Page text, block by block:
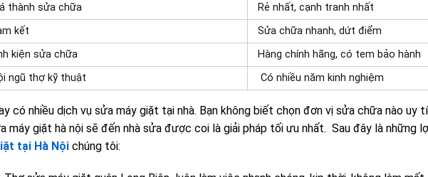
thành sửa chữa
Rẻ nhất, cạnh tranh nhất
kết
Sửa chữa nhanh, dứt điểm
kiện sửa chữa
Hàng chính hãng, có tem bảo hành
ngũ thợ kỹ thuật
Có nhiều năm kinh nghiệm
có nhiều dịch vụ sửa máy giặt tại nhà. Bạn không biết chọn đơn vị sửa chữa nào uy
máy giặt hà nội sẽ đến nhà sửa được coi là giải pháp tối ưu nhất. Sau đây là những
tại Hà Nộichúng tôi: